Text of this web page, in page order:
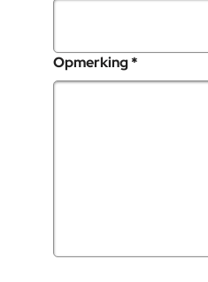
Opmerking*